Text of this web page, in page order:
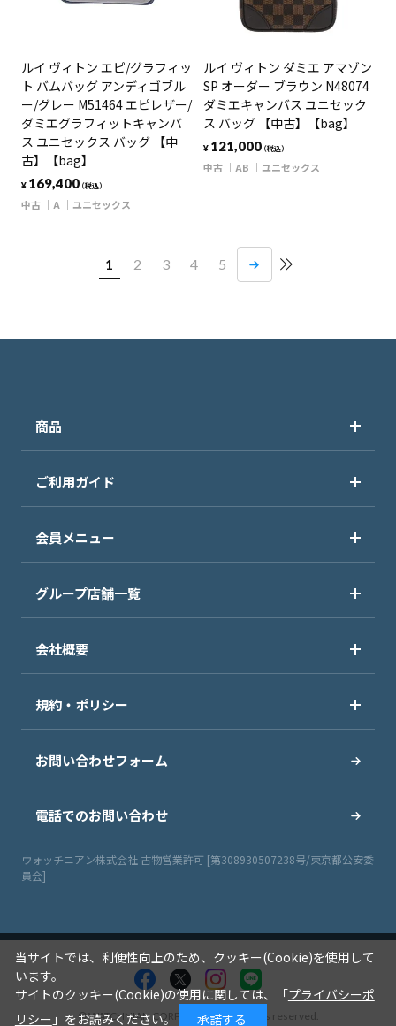
ルイ ヴィトン エピ/グラフィッ
ト バムバッグ アンディゴブル
ー/グレー M51464 エピレザー/
ダミエグラフィットキャンバ
ス ユニセックス バッグ 【中
古】【bag】
¥ 169,400（税込）
中古 A ユニセックス
ルイ ヴィトン ダミエ アマゾン
SP オーダー ブラウン N48074
ダミエキャンバス ユニセック
ス バッグ 【中古】【bag】
¥ 121,000（税込）
中古 AB ユニセックス
1 2 3 4 5
商品
ご利用ガイド
会員メニュー
グループ店舗一覧
会社概要
規約・ポリシー
お問い合わせフォーム
電話でのお問い合わせ
ウォッチニアン株式会社 古物営業許可 [第308930507238号/東京都公安委
員会]
© WATCHNIAN CORPORATION All rights reserved.
当サイトでは、利便性向上のため、クッキー(Cookie)を使用して
います。
サイトのクッキー(Cookie)の使用に関しては、「プライバシーポ
リシー 」をお読みください。 承諾する